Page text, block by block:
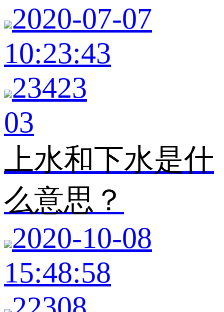
2020-07-07
10:23:43
23423
03
上水和下水是什
么意思？
2020-10-08
15:48:58